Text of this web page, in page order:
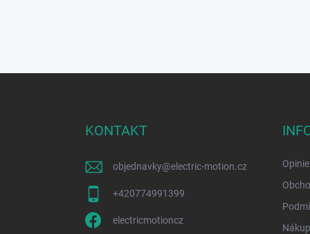
KONTAKT
objednavky@electric-motion.cz
+420774991399
electricmotioncz